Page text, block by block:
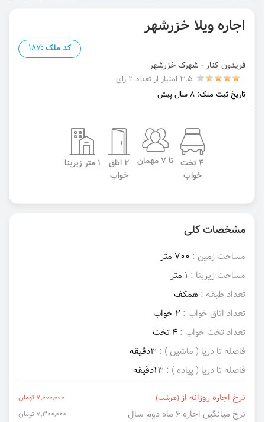
اجاره ویلا خزرشهر
کد ملک :187
فریدون کنار - شهرک خزرشهر
3.5 امتیاز از تعداد 2 رای
تاریخ ثبت ملک: 8 سال پیش
4 تخت
خواب
تا 7 مهمان
2 اتاق
خواب
1 متر زیربنا
مشخصات کلی
مساحت زمین : 700 متر
مساحت زیربنا : 1 متر
تعداد طبقه : همکف
تعداد اتاق خواب : 2 خواب
تعداد تخت خواب : 4 تخت
فاصله تا دریا ( ماشین ) : 3دقیقه
فاصله تا دریا ( پیاده ) : 13دقیقه
نرخ اجاره روزانه از (هرشب) 7,000,000 تومان
نرخ میانگین اجاره ۶ ماه دوم سال 7,300,000 تومان